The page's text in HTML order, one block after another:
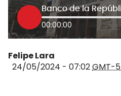
00:00:00
Felipe Lara
24/05/2024 - 07:02GMT-5